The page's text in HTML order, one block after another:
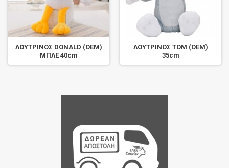
ΛΟΥΤΡΙΝΟΣ DONALD (OEM)
ΜΠΛΕ 40cm
ΛΟΥΤΡΙΝΟΣ TOM (OEM)
35cm